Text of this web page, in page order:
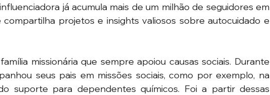
já acumula mais de um milhão de seguidores em
compartilha projetos e insights valiosos sobre autocuidado e
missionária que sempre apoiou causas sociais. Durante
seus pais em missões sociais, como por exemplo, na
suporte para dependentes químicos. Foi a partir dessas